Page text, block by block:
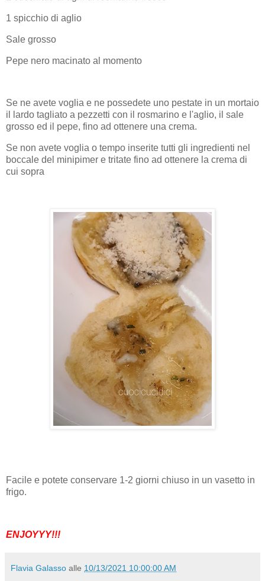
1 spicchio di aglio
Sale grosso
Pepe nero macinato al momento
Se ne avete voglia e ne possedete uno pestate in un mortaio
il lardo tagliato a pezzetti con il rosmarino e l'aglio, il sale
grosso ed il pepe, fino ad ottenere una crema.
Se non avete voglia o tempo inserite tutti gli ingredienti nel
boccale del minipimer e tritate fino ad ottenere la crema di
cui sopra
Facile e potete conservare 1-2 giorni chiuso in un vasetto in
frigo.
ENJOYYY!!!
Flavia Galasso alle 10/13/2021 10:00:00 AM